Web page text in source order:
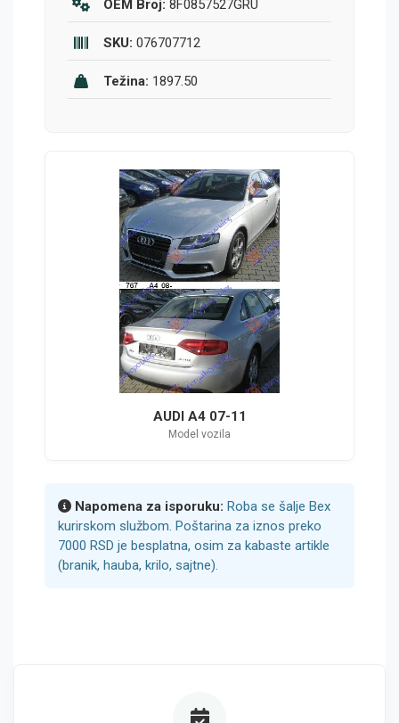
OEM Broj: 8F0857527GRU
SKU: 076707712
Težina: 1897.50
AUDI A4 07-11
Model vozila
Napomena za isporuku: Roba se šalje Bex
kurirskom službom. Poštarina za iznos preko
7000 RSD je besplatna, osim za kabaste artikle
(branik, hauba, krilo, sajtne).